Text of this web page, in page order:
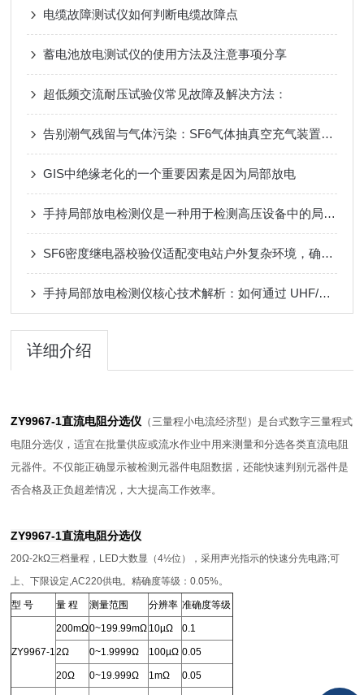
电缆故障测试仪如何判断电缆故障点
蓄电池放电测试仪的使用方法及注意事项分享
超低频交流耐压试验仪常见故障及解决方法：
告别潮气残留与气体污染：SF6气体抽真空充气装置靠多级过滤设计，实现高纯SF6气体安全充注
GIS中绝缘老化的一个重要因素是因为局部放电
手持局部放电检测仪是一种用于检测高压设备中的局部放电现象的仪器
SF6密度继电器校验仪适配变电站户外复杂环境，确保数据精准度
手持局部放电检测仪核心技术解析：如何通过 UHF/超声波实现电力设备隐患早期识别？
详细介绍
ZY9967-1直流电阻分选仪 （三量程小电流经济型）是台式数字三量程式
电阻分选仪，适宜在批量供应或流水作业中用来测量和分选各类直流电阻
元器件。不仅能正确显示被检测元器件电阻数据，还能快速判别元器件是
否合格及正负超差情况，大大提高工作效率。
ZY9967-1直流电阻分选仪
20Ω-2kΩ三档量程，LED大数显（4½位），采用声光指示的快速分先电路;可
上、下限设定,AC220供电。精确度等级：0.05%。
型 号 量 程 测量范围 分辨率 准确度等级
ZY9967-1
200mΩ0~199.99mΩ 10µΩ 0.1
2Ω 0~1.9999Ω 100µΩ 0.05
20Ω 0~19.999Ω 1mΩ 0.05